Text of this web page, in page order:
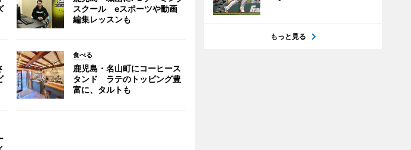
スクール eスポーツや動画
編集レッスンも
食べる
鹿児島・名山町にコーヒース
タンド ラテのトッピング豊
富に、タルトも
もっと見る